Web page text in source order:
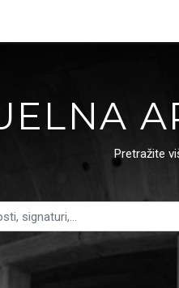
Pretražite